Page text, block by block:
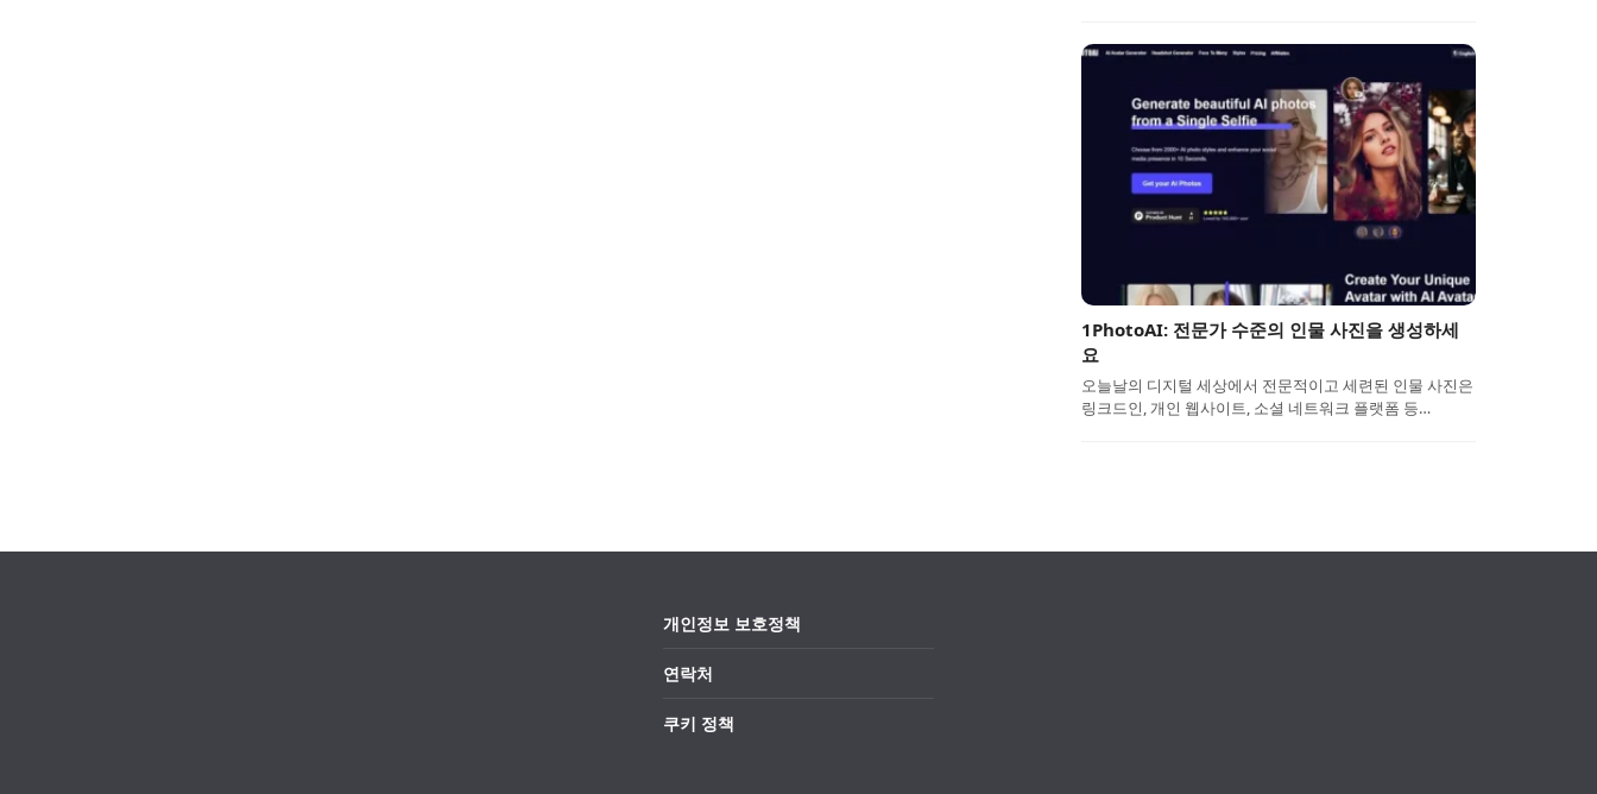
1PhotoAI: 전문가 수준의 인물 사진을 생성하세
요
오늘날의 디지털 세상에서 전문적이고 세련된 인물 사진은
링크드인, 개인 웹사이트, 소셜 네트워크 플랫폼 등…
개인정보 보호정책
연락처
쿠키 정책